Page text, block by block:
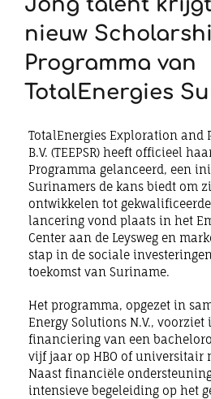
nieuw
Programma van
TotalEnergies
TotalEnergies Exploration and
B.V. (TEEPSR) heeft officieel
Programma gelanceerd, een
Surinamers de kans biedt om
ontwikkelen tot
lancering vond plaats in het
Center aan de Leysweg en
stap in de sociale
toekomst van Suriname.
Het programma, opgezet in
Energy Solutions N.V.,
financiering van een
vijf jaar op HBO of universitair
Naast financiële
intensieve begeleiding op het